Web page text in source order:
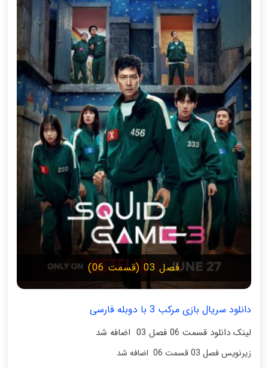
فصل 03 (قسمت 06)
دانلود سریال بازی مرکب 3 با دوبله فارسی
لینک دانلود قسمت 06 فصل 03 اضافه شد
زیرنویس فصل 03 قسمت 06 اضافه شد